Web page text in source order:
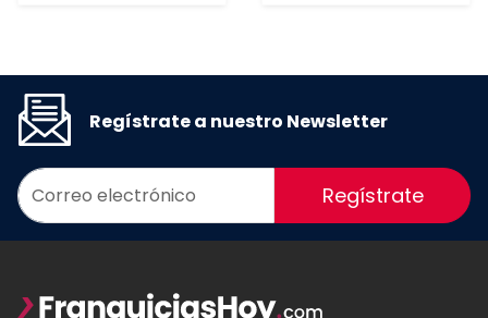
Regístrate a nuestro Newsletter
Regístrate